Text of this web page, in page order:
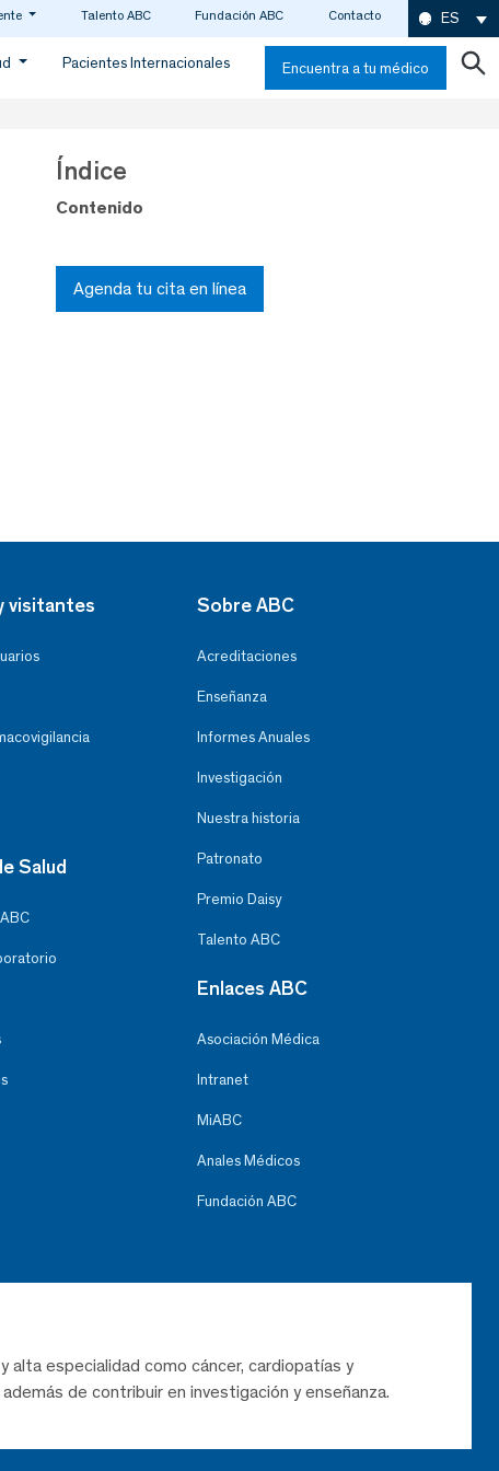
Talento ABC Fundación ABC Contacto ES
Pacientes Internacionales Encuentra a tu médico
Índice
Contenido
Agenda tu cita en línea
visitantes
Salud
Sobre ABC
Acreditaciones
Enseñanza
Informes Anuales
Investigación
Nuestra historia
Patronato
Premio Daisy
Talento ABC
Enlaces ABC
Asociación Médica
Intranet
MiABC
Anales Médicos
Fundación ABC
alta especialidad como cáncer, cardiopatías y
de contribuir en investigación y enseñanza.